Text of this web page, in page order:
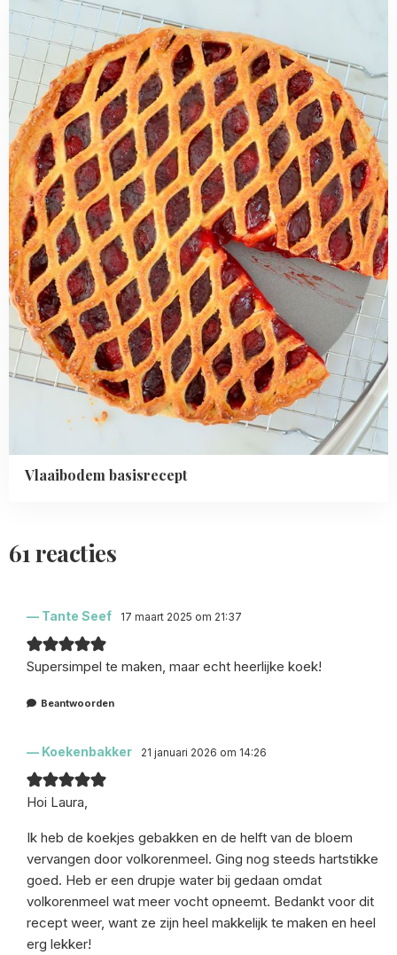
Vlaaibodem basisrecept
Read
more
about
Vlaaibodem
basisrecept
61 reacties
Tante Seef 17 maart 2025 om 21:37
Supersimpel te maken, maar echt heerlijke koek!
Beantwoorden
Koekenbakker 21 januari 2026 om 14:26
Hoi Laura,
Ik heb de koekjes gebakken en de helft van de bloem
vervangen door volkorenmeel. Ging nog steeds hartstikke
goed. Heb er een drupje water bij gedaan omdat
volkorenmeel wat meer vocht opneemt. Bedankt voor dit
recept weer, want ze zijn heel makkelijk te maken en heel
erg lekker!